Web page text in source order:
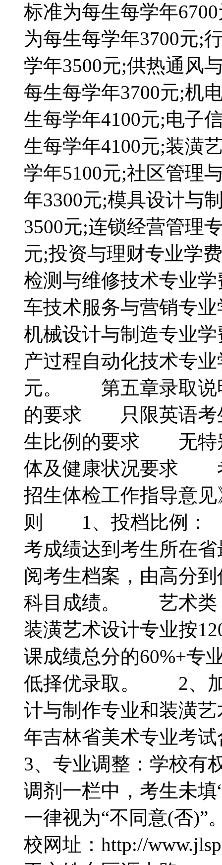
标准为每生每学年
为每生每学年3700元;
学年3500元;供热通风
每生每学年3700元;机
生每学年4100元;电子
生每学年4100元;装潢
学年5100元;社区管理
年3300元;模具设计与
3500元;连锁经营管理
元;投资与理财专业学
检测与维修技术专业
车技术服务与营销专
机械设计与制造专业
产过程自动化技术专
元。 第五章录取说
的要求 只限英语考
生比例的要求 无特
体及健康状况要求
招生体检工作指导意
则 1、投档比例
考成绩达到考生所在
阅考生档案，由高分
科目成绩。 艺术类
装潢艺术设计专业按
课成绩总分的60%+专
低择优录取。 2、加
计与制作专业和装潢
年吉林省美术专业
3、专业调整：学校有
调剂一栏中，考生未填
一律视为“不同意(
校网址：http://